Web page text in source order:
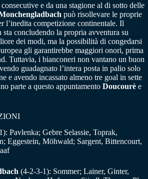
e da una stagione al di sotto delle
può risollevare le proprie
l’inedita competizione continentale. Il
sta concludendo la propria avventura su
dei modi, ma la possibilità di congedarsi
gli garantirebbe maggiori onori, prima
Tuttavia, i bianconeri non vantano un buon
guadagnato l’intera posta in palio solo
e avendo incassato almeno tre goal in sette
parte a questo appuntamento Doucourè e
Pavlenka; Gebre Selassie, Toprak,
Eggestein, Möhwald; Sargent, Bittencourt,
(4-2-3-1): Sommer; Lainer, Ginter,